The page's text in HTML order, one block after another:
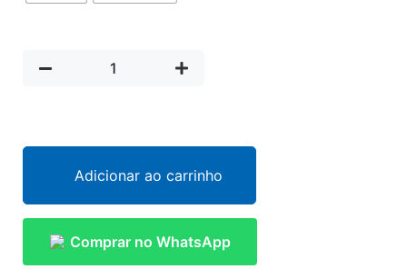
Adicionar ao carrinho
Comprar no WhatsApp